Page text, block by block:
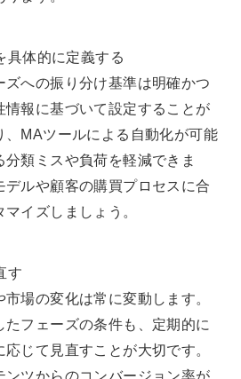
具体的に定義する
への振り分け基準は明確かつ
情報に基づいて設定することが
、MAツールによる自動化が可能
類ミスや負荷を軽減できま
ルや顧客の購買プロセスに合
イズしましょう。
す
場の変化は常に変動します。
たフェーズの条件も、定期的に
じて見直すことが大切です。
ンツからのコンバージョン率が